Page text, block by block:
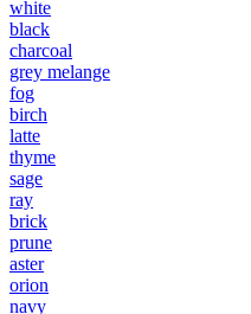
white
black
charcoal
grey melange
fog
birch
latte
thyme
sage
ray
brick
prune
aster
orion
navy